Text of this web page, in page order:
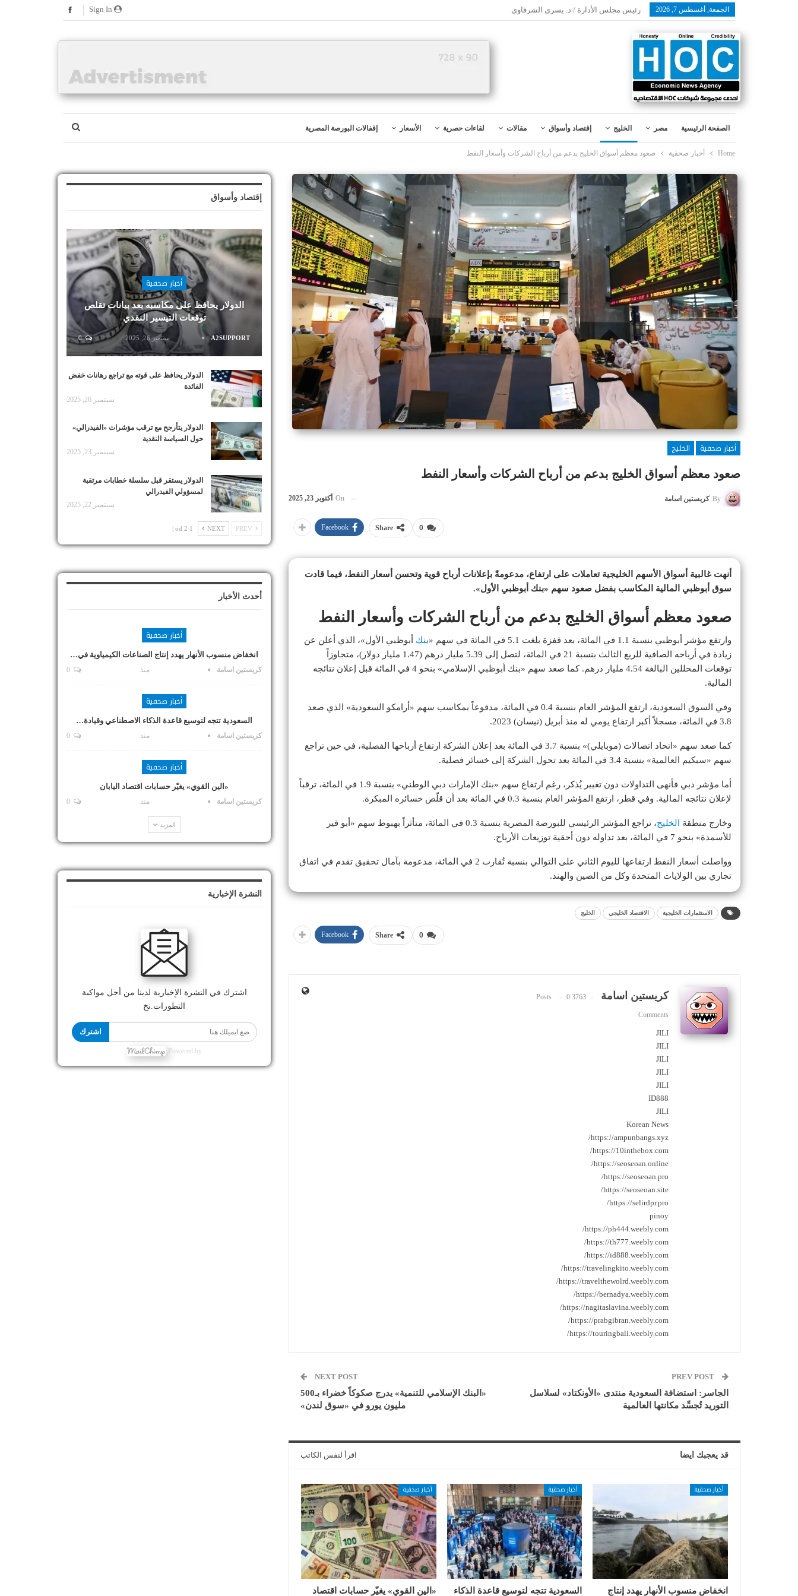
الجمعة, أغسطس 7, 2026 رئيس مجلس الأدارة / د. يسرى الشرقاوى
الصفحة الرئيسية مصر الخليج إقتصاد وأسواق مقالات لقاءات حصرية الأسعار إقفالات البورصة المصرية
Home أخبار صحفية صعود معظم أسواق الخليج بدعم من أرباح الشركات وأسعار النفط
أخبار صحفية
الخليج
صعود معظم أسواق الخليج بدعم من أرباح الشركات وأسعار النفط
By كريستين اسامة On أكتوبر 23, 2025
0
Share
Facebook
أنهت غالبية أسواق الأسهم الخليجية تعاملات على ارتفاع، مدعومةً بإعلانات أرباح قوية وتحسن أسعار النفط، فيما قادت
سوق أبوظبي المالية المكاسب بفضل صعود سهم «بنك أبوظبي الأول».
صعود معظم أسواق الخليج بدعم من أرباح الشركات وأسعار النفط
وارتفع مؤشر أبوظبي بنسبة 1.1 في المائة، بعد قفزة بلغت 5.1 في المائة في سهم « بنك أبوظبي الأول»، الذي أعلن عن
زيادة في أرباحه الصافية للربع الثالث بنسبة 21 في المائة، لتصل إلى 5.39 مليار درهم (1.47 مليار دولار)، متجاوزاً
توقعات المحللين البالغة 4.54 مليار درهم. كما صعد سهم «بنك أبوظبي الإسلامي» بنحو 4 في المائة قبل إعلان نتائجه
المالية.
وفي السوق السعودية، ارتفع المؤشر العام بنسبة 0.4 في المائة، مدفوعاً بمكاسب سهم «أرامكو السعودية» الذي صعد
3.8 في المائة، مسجلاً أكبر ارتفاع يومي له منذ أبريل (نيسان) 2023.
كما صعد سهم «اتحاد اتصالات (موبايلي)» بنسبة 3.7 في المائة بعد إعلان الشركة ارتفاع أرباحها الفصلية، في حين تراجع
سهم «سبكيم العالمية» بنسبة 3.4 في المائة بعد تحول الشركة إلى خسائر فصلية.
أما مؤشر دبي فأنهى التداولات دون تغيير يُذكر، رغم ارتفاع سهم «بنك الإمارات دبي الوطني» بنسبة 1.9 في المائة، ترقباً
لإعلان نتائجه المالية. وفي قطر، ارتفع المؤشر العام بنسبة 0.3 في المائة بعد أن قلّص خسائره المبكرة.
وخارج منطقة الخليج
، تراجع المؤشر الرئيسي للبورصة المصرية بنسبة 0.3 في المائة، متأثراً بهبوط سهم «أبو قير
للأسمدة» بنحو 7 في المائة، بعد تداوله دون أحقية توزيعات الأرباح.
وواصلت أسعار النفط ارتفاعها لليوم الثاني على التوالي بنسبة تُقارب 2 في المائة، مدعومة بآمال تحقيق تقدم في اتفاق
تجاري بين الولايات المتحدة وكل من الصين والهند.
الاستثمارات الخليجية الاقتصاد الخليجي الخليج
0
Share
Facebook
كريستين اسامة 3763 Posts
0
Comments
JILI
JILI
JILI
JILI
JILI
ID888
JILI
Korean News
https://ampunbangs.xyz/
https://10inthebox.com/
https://seoseoan.online/
https://seoseoan.pro/
https://seoseoan.site/
https://selirdpr.pro/
pinoy
https://ph444.weebly.com/
https://th777.weebly.com/
https://id888.weebly.com/
https://travelingkito.weebly.com/
https://travelthewolrd.weebly.com/
https://bernadya.weebly.com/
https://nagitaslavina.weebly.com/
https://prabgibran.weebly.com/
https://touringbali.weebly.com/
الجاسر: استضافة السعودية منتدى «الأونكتاد» لسلاسل
التوريد تُجسِّد مكانتها العالمية
NEXT POST
«البنك الإسلامي للتنمية» يدرج صكوكاً خضراء بـ500
مليون يورو في «سوق لندن»
قد يعجبك ايضا اقرأ لنفس الكاتب
أخبار صحفية
انخفاض منسوب الأنهار يهدد إنتاج
أخبار صحفية
السعودية تتجه لتوسيع قاعدة الذكاء
أخبار صحفية
«الين القوي» يغيّر حسابات اقتصاد
إقتصاد وأسواق
أخبار صحفية
الدولار يحافظ على مكاسبه بعد بيانات تقلص
توقعات التيسير النقدي
A2SUPPORT سبتمبر 26, 2025 0
الدولار يحافظ على قوته مع تراجع رهانات خفض
الفائدة
سبتمبر 26, 2025
الدولار يتأرجح مع ترقب مؤشرات «الفيدرالي»
حول السياسة النقدية
سبتمبر 23, 2025
الدولار يستقر قبل سلسلة خطابات مرتقبة
لمسؤولي الفيدرالي
سبتمبر 22, 2025
NEXT
1 od 2 |
أحدث الأخبار
أخبار صحفية
انخفاض منسوب الأنهار يهدد إنتاج الصناعات الكيمياوية في…
كريستين اسامة منذ
أخبار صحفية
السعودية تتجه لتوسيع قاعدة الذكاء الاصطناعي وقيادة…
كريستين اسامة منذ
أخبار صحفية
«الين القوي» يغيّر حسابات اقتصاد اليابان
كريستين اسامة منذ
المزيد
النشرة الإخبارية
اشترك في النشرة الإخبارية لدينا من أجل مواكبة
التطورات.نخ
اشترك
Powered by